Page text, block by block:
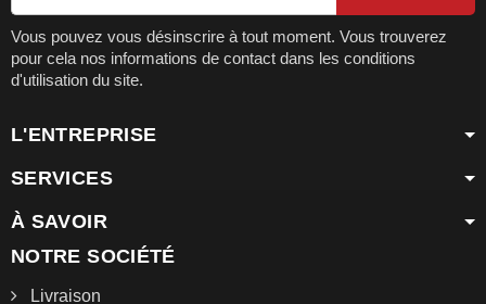
Vous pouvez vous désinscrire à tout moment. Vous trouverez
pour cela nos informations de contact dans les conditions
d'utilisation du site.
L'ENTREPRISE
SERVICES
À SAVOIR
NOTRE SOCIÉTÉ
Livraison